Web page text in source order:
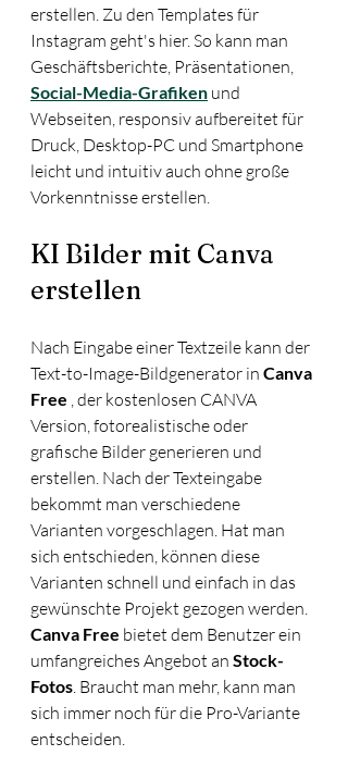
erstellen. Zu den Templates für
Instagram geht's hier. So kann man
Geschäftsberichte, Präsentationen,
Social-Media-Grafiken und
Webseiten, responsiv aufbereitet für
Druck, Desktop-PC und Smartphone
leicht und intuitiv auch ohne große
Vorkenntnisse erstellen.
KI Bilder mit Canva
erstellen
Nach Eingabe einer Textzeile kann der
Text-to-Image-Bildgenerator in Canva
Free , der kostenlosen CANVA
Version, fotorealistische oder
grafische Bilder generieren und
erstellen. Nach der Texteingabe
bekommt man verschiedene
Varianten vorgeschlagen. Hat man
sich entschieden, können diese
Varianten schnell und einfach in das
gewünschte Projekt gezogen werden.
Canva Free bietet dem Benutzer ein
umfangreiches Angebot an Stock-
Fotos. Braucht man mehr, kann man
sich immer noch für die Pro-Variante
entscheiden.